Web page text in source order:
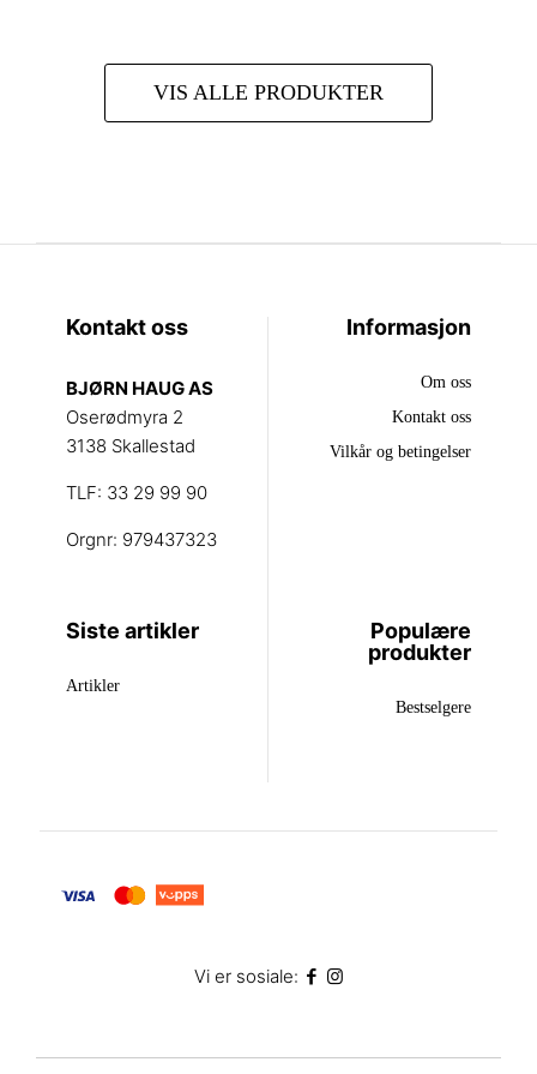
VIS ALLE PRODUKTER
Kontakt oss
BJØRN HAUG AS
Oserødmyra 2
3138 Skallestad
TLF: 33 29 99 90
Orgnr: 979437323
Informasjon
Om oss
Kontakt oss
Vilkår og betingelser
Siste artikler
Artikler
Populære
produkter
Bestselgere
Vi er sosiale: